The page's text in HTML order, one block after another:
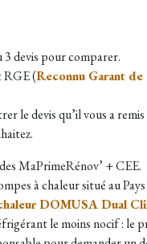
3 devis pour comparer.
RGE (Reconnu Garant de
le devis qu’il vous a
MaPrimeRénov’ + CEE.
à chaleur situé au
DOMUSA Dual
le moins nocif : le